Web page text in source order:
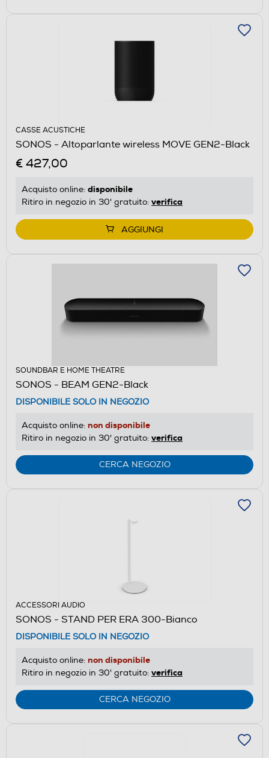
CASSE ACUSTICHE
SONOS - Altoparlante wireless MOVE GEN2-Black
€ 427,00
Acquisto online: disponibile
Ritiro in negozio in 30' gratuito: verifica
AGGIUNGI
SOUNDBAR E HOME THEATRE
SONOS - BEAM GEN2-Black
DISPONIBILE SOLO IN NEGOZIO
Acquisto online: non disponibile
Ritiro in negozio in 30' gratuito: verifica
CERCA NEGOZIO
ACCESSORI AUDIO
SONOS - STAND PER ERA 300-Bianco
DISPONIBILE SOLO IN NEGOZIO
Acquisto online: non disponibile
Ritiro in negozio in 30' gratuito: verifica
CERCA NEGOZIO